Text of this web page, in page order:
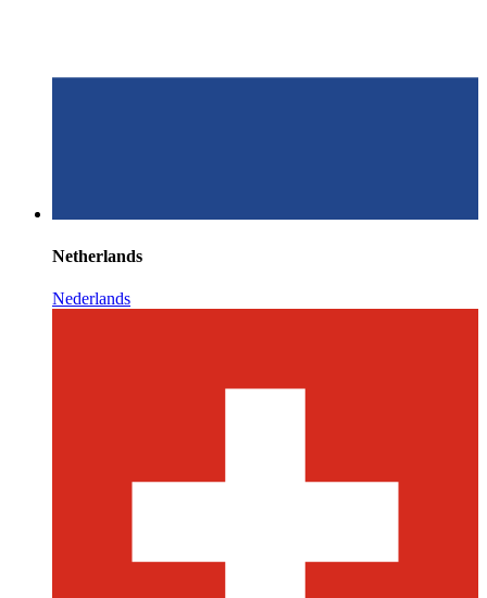
Netherlands
Nederlands